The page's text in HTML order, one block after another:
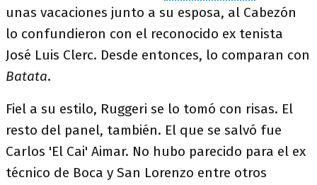
unas vacaciones junto a su esposa, al Cabezón
lo confundieron con el reconocido ex tenista
José Luis Clerc. Desde entonces, lo comparan con
Batata.
Fiel a su estilo, Ruggeri se lo tomó con risas. El
resto del panel, también. El que se salvó fue
Carlos 'El Cai' Aimar. No hubo parecido para el ex
técnico de Boca y San Lorenzo entre otros